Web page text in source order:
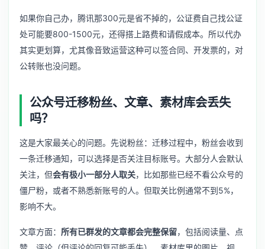
如果你自己办，腾讯那300元是省不掉的，公证费自己找公证
处可能要800-1500元，还得搭上路费和请假成本。所以代办
其实更划算，尤其像音致运营这种可以签合同、开发票的，对
公转账也没问题。
公众号迁移粉丝、文章、素材库会丢失
吗？
这是大家最关心的问题。先说粉丝：迁移过程中，粉丝会收到
一条迁移通知，可以选择是否关注目标账号。大部分人会默认
关注，但会有极小一部分人取关，比如那些已经不看公众号的
僵尸粉，或者不熟悉新账号的人。但取关比例通常不到5%，
影响不大。
文章方面： 所有已群发的文章都会完整保留，包括阅读量、点